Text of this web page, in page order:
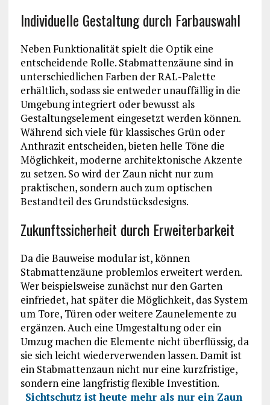
Individuelle Gestaltung durch Farbauswahl
Neben Funktionalität spielt die Optik eine
entscheidende Rolle. Stabmattenzäune sind in
unterschiedlichen Farben der RAL-Palette
erhältlich, sodass sie entweder unauffällig in die
Umgebung integriert oder bewusst als
Gestaltungselement eingesetzt werden können.
Während sich viele für klassisches Grün oder
Anthrazit entscheiden, bieten helle Töne die
Möglichkeit, moderne architektonische Akzente
zu setzen. So wird der Zaun nicht nur zum
praktischen, sondern auch zum optischen
Bestandteil des Grundstücksdesigns.
Zukunftssicherheit durch Erweiterbarkeit
Da die Bauweise modular ist, können
Stabmattenzäune problemlos erweitert werden.
Wer beispielsweise zunächst nur den Garten
einfriedet, hat später die Möglichkeit, das System
um Tore, Türen oder weitere Zaunelemente zu
ergänzen. Auch eine Umgestaltung oder ein
Umzug machen die Elemente nicht überflüssig, da
sie sich leicht wiederverwenden lassen. Damit ist
ein Stabmattenzaun nicht nur eine kurzfristige,
sondern eine langfristig flexible Investition.
Sichtschutz ist heute mehr als nur ein Zaun